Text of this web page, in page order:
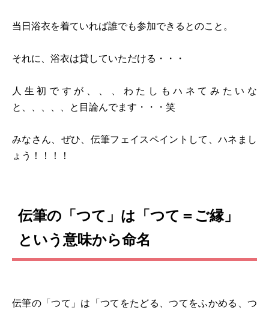
当日浴衣を着ていれば誰でも参加できるとのこと。
それに、浴衣は貸していただける・・・
人生初ですが、、、わたしもハネてみたいな
と、、、、、と目論んでます・・・笑
みなさん、ぜひ、伝筆フェイスペイントして、ハネまし
ょう！！！！
伝筆の「つて」は「つて＝ご縁」
という意味から命名
伝筆の「つて」は「つてをたどる、つてをふかめる、つ